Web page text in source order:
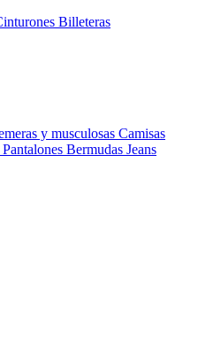
Billeteras
y musculosas Camisas
Pantalones Bermudas Jeans